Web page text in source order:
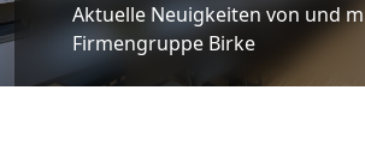
Aktuelle Neuigkeiten von und
Firmengruppe Birke